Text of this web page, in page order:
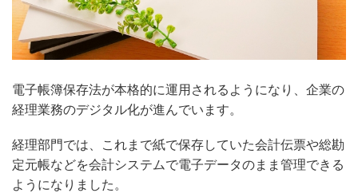
電子帳簿保存法が本格的に運用されるようになり、企業の
経理業務のデジタル化が進んでいます。
経理部門では、これまで紙で保存していた会計伝票や総勘
定元帳などを会計システムで電子データのまま管理できる
ようになりました。